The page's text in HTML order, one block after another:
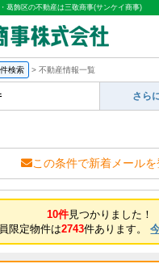
葛飾区の不動産は三敬商事(サンケイ商事)
検索 > 不動産情報一覧
さら
この条件で新着メールを
10件見つかりました！
限定物件は2743件あります。